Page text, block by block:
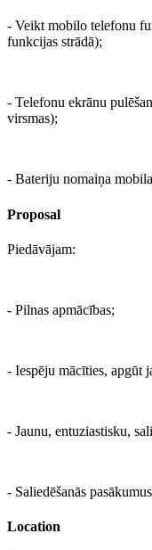
- Veikt mobilo telefonu
funkcijas strādā);
- Telefonu ekrānu
virsmas);
- Bateriju nomaiņa
Proposal
Piedāvājam:
- Pilnas apmācības;
- Iespēju mācīties, apgūt
- Jaunu, entuziastisku,
- Saliedēšanās
Location